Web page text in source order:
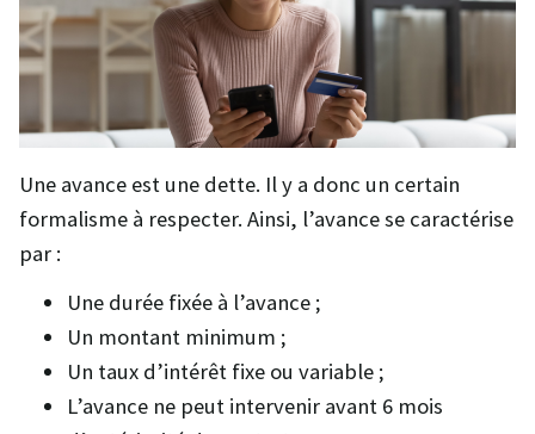
Une avance est une dette. Il y a donc un certain
formalisme à respecter. Ainsi, l’avance se caractérise
par :
Une durée fixée à l’avance ;
Un montant minimum ;
Un taux d’intérêt fixe ou variable ;
L’avance ne peut intervenir avant 6 mois